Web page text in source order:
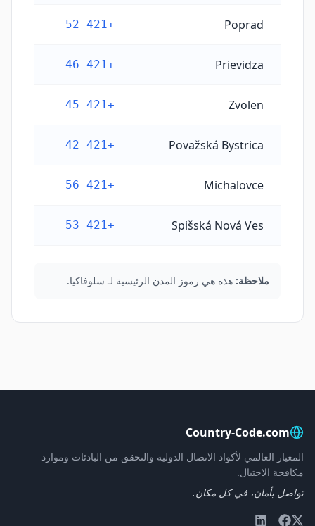
Poprad
+421 52
Prievidza
+421 46
Zvolen
+421 45
Považská Bystrica
+421 42
Michalovce
+421 56
Spišská Nová Ves
+421 53
ملاحظة: هذه هي رموز المدن الرئيسية لـ سلوفاكيا.
Country-Code.com
المعيار العالمي لأكواد الاتصال الدولية والتحقق من البادئات وموارد
مكافحة الاحتيال.
تواصل بأمان، في كل مكان.